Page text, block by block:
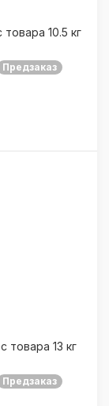
товара 10.5 кг
Предзаказ
товара 13 кг
Предзаказ